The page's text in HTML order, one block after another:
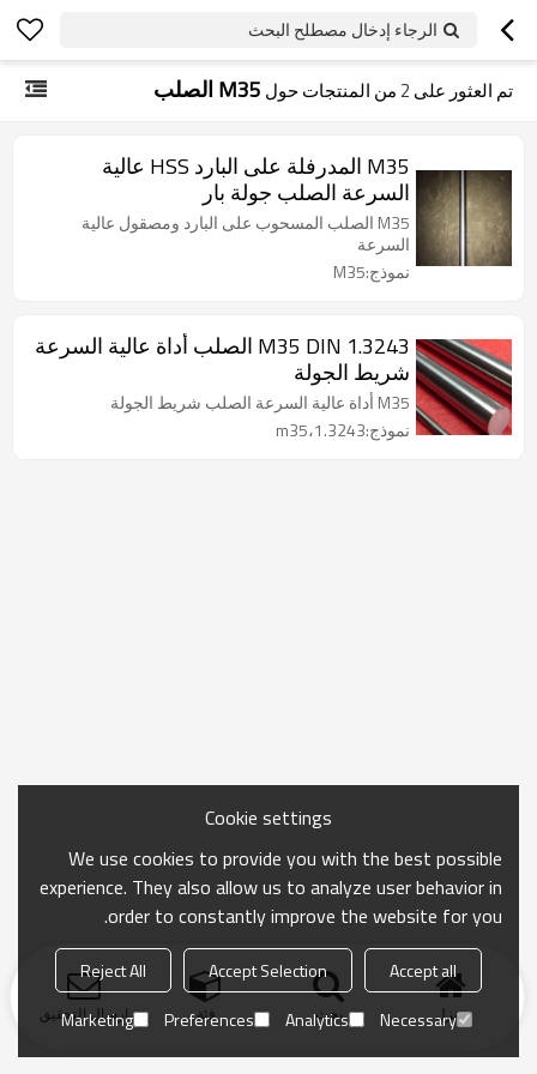
الرجاء إدخال مصطلح البحث
تم العثور على 2 من المنتجات حول M35 الصلب
M35 المدرفلة على البارد HSS عالية
السرعة الصلب جولة بار
M35 الصلب المسحوب على البارد ومصقول عالية
السرعة
نموذج:M35
M35 DIN 1.3243 الصلب أداة عالية السرعة
شريط الجولة
M35 أداة عالية السرعة الصلب شريط الجولة
نموذج:m35،1.3243
منزل بحث فئة ارسال التحقيق
Cookie settings
We use cookies to provide you with the best possible
experience. They also allow us to analyze user behavior in
order to constantly improve the website for you.
Accept all
Accept Selection
Reject All
Necessary
Analytics
Preferences
Marketing